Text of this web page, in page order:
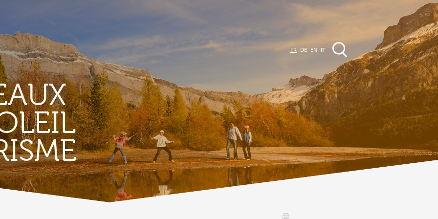
TERROIR &
PATRIMOINE
Vignoble & parcours viticoles
Produits et magasins du terroir
Bourg de Conthey
Eglises & chapelles
Vestiges gallo-romains d'Ardon
EVÈNEMENTS &
ACTIVITÉS
Activités dans la région
Promenades
Agenda des Manifestations
FR DE EN IT